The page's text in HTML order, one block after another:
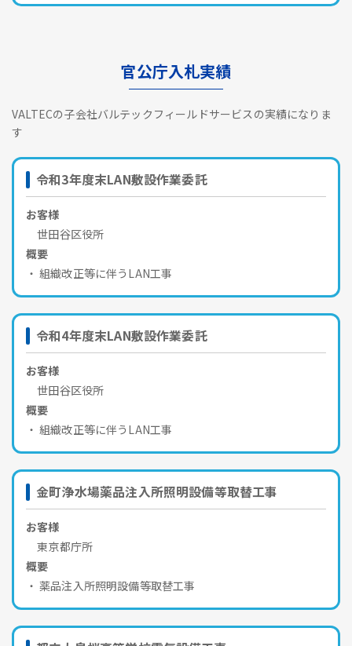
官公庁入札実績
VALTECの子会社バルテックフィールドサービスの実績になりま
す
令和3年度末LAN敷設作業委託
お客様
世田谷区役所
概要
組織改正等に伴うLAN工事
令和4年度末LAN敷設作業委託
お客様
世田谷区役所
概要
組織改正等に伴うLAN工事
金町浄水場薬品注入所照明設備等取替工事
お客様
東京都庁所
概要
薬品注入所照明設備等取替工事